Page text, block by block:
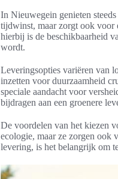
In Nieuwegein genieten
tijdwinst, maar zorgt ook voor
hierbij is de beschikbaarheid
wordt.
Leveringsopties variëren van
inzetten voor duurzaamheid
speciale aandacht voor
bijdragen aan een groenere
De voordelen van het kiezen
ecologie, maar ze zorgen ook
levering, is het belangrijk om